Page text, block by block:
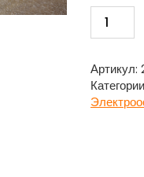
товара
раздаткой
(ЭБУ)
полным
Артикул: